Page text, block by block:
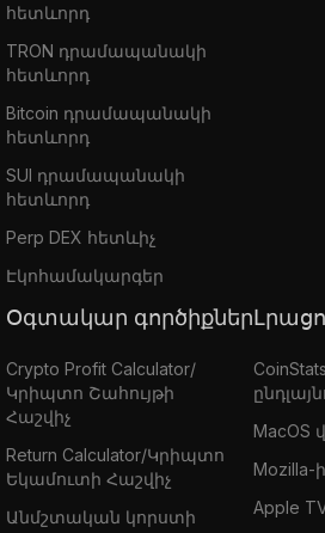
հետևորդ
TRON դրամապանակի
հետևորդ
Bitcoin դրամապանակի
հետևորդ
SUI դրամապանակի
հետևորդ
Perp DEX հետևիչ
Էկոհամակարգեր
Օգտակար գործիքներ
Crypto Profit Calculator/
Կրիպտո Շահույթի
Հաշվիչ
Return Calculator/Կրիպտո
Եկամուտի Հաշվիչ
Անմշտական կորստի
MacOS
Mozilla-
Apple